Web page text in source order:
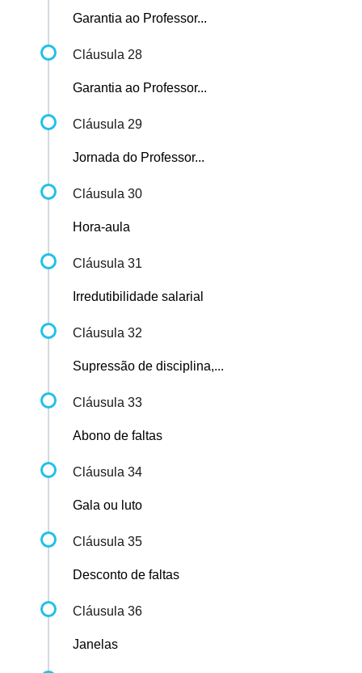
Garantia ao Professor...
Cláusula 28
Garantia ao Professor...
Cláusula 29
Jornada do Professor...
Cláusula 30
Hora-aula
Cláusula 31
Irredutibilidade salarial
Cláusula 32
Supressão de disciplina,...
Cláusula 33
Abono de faltas
Cláusula 34
Gala ou luto
Cláusula 35
Desconto de faltas
Cláusula 36
Janelas